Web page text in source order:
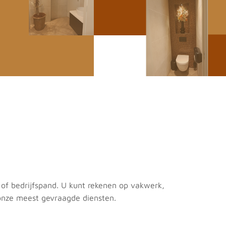
bedrijfspand. U kunt rekenen op vakwerk,
meest gevraagde diensten.